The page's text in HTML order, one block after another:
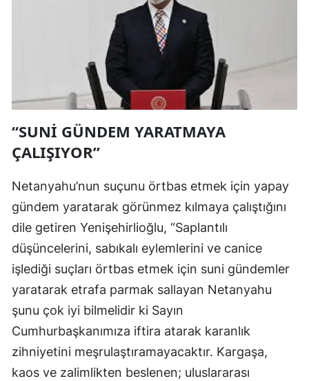
“SUNİ GÜNDEM YARATMAYA
ÇALIŞIYOR”
Netanyahu’nun suçunu örtbas etmek için yapay
gündem yaratarak görünmez kılmaya çalıştığını
dile getiren Yenişehirlioğlu, “Saplantılı
düşüncelerini, sabıkalı eylemlerini ve canice
işlediği suçları örtbas etmek için suni gündemler
yaratarak etrafa parmak sallayan Netanyahu
şunu çok iyi bilmelidir ki Sayın
Cumhurbaşkanımıza iftira atarak karanlık
zihniyetini meşrulaştıramayacaktır. Kargaşa,
kaos ve zalimlikten beslenen; uluslararası